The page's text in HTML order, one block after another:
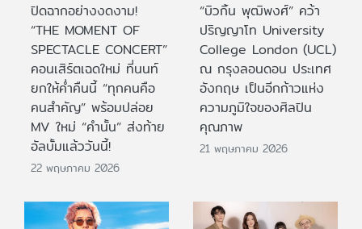
ปิดฉากอย่างงดงาม!
“THE MOMENT OF
SPECTACLE CONCERT”
คอนเสิร์ตเฉดใหม่ ที่นนท์
ยกให้ค่ำคืนนี้ “ทุกคนคือ
คนสำคัญ” พร้อมปล่อย
MV ใหม่ “คำนั้น” ส่งท้าย
อัลบั้มแล้ววันนี้!
22 พฤษภาคม 2026
“บิวกิ้น พุฒิพงศ์” คว้า
ปริญญาโท University
College London (UCL)
ณ กรุงลอนดอน ประเทศ
อังกฤษ เป็นอีกก้าวแห่ง
ความภูมิใจของศิลปิน
คุณภาพ
21 พฤษภาคม 2026